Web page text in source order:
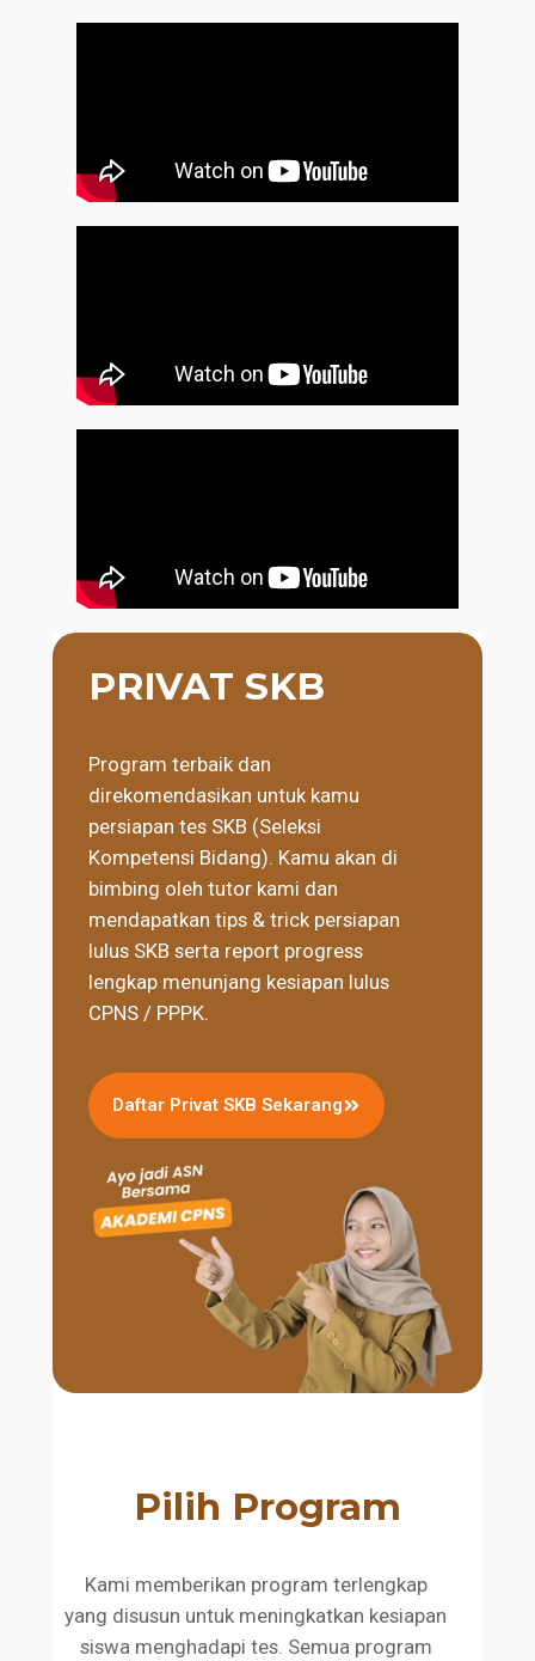
PRIVAT SKB
Program terbaik dan
direkomendasikan untuk kamu
persiapan tes SKB (Seleksi
Kompetensi Bidang). Kamu akan di
bimbing oleh tutor kami dan
mendapatkan tips & trick persiapan
lulus SKB serta report progress
lengkap menunjang kesiapan lulus
CPNS / PPPK.
Daftar Privat SKB Sekarang
Pilih Program
Kami memberikan program terlengkap
yang disusun untuk meningkatkan kesiapan
siswa menghadapi tes. Semua program